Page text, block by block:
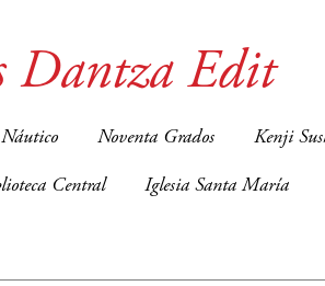
Dantza Edit
Náutico Noventa Grados Kenji
Central Iglesia Santa María